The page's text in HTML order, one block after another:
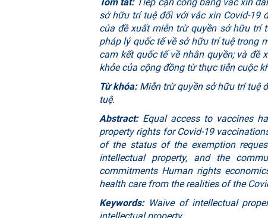
sở hữu trí tuệ đối với vắc xin Covid-19
của đề xuất miễn trừ quyền sở hữu trí
pháp lý quốc tế về sở hữu trí tuệ trong
cam kết quốc tế về nhân quyền; và
khỏe của cộng đồng từ thực tiễn cuộc
Từ khóa:Miễn trừ quyền sở hữu trí tuệ
tuệ.
Abstract: Equal access to vaccines
property rights for Covid-19
of the status of the exemption
intellectual property, and the
commitments Human rights
health care from the realities of the
Keywords: Waive of intellectual